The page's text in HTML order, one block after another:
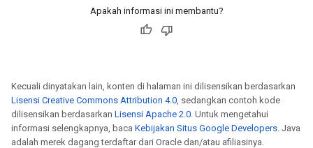
Apakah informasi ini membantu?
Kecuali dinyatakan lain, konten di halaman ini dilisensikan berdasarkan
Lisensi Creative Commons Attribution 4.0, sedangkan contoh kode
dilisensikan berdasarkan Lisensi Apache 2.0. Untuk mengetahui
informasi selengkapnya, baca Kebijakan Situs Google Developers. Java
adalah merek dagang terdaftar dari Oracle dan/atau afiliasinya.